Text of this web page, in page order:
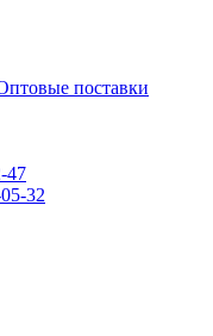
поставки
47
32